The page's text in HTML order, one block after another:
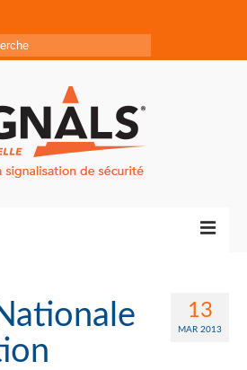
13
MAR 2013